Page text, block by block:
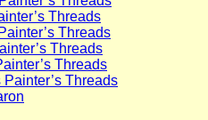
Threads
Threads
Threads
Threads
Threads